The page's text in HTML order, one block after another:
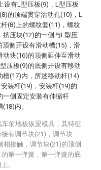
设有L型压板(9)，L型压板
的顶端贯穿活动孔(10)，L
(8)上的螺纹套(11)，螺纹
挤压块(12)的一侧与L型压
侧开设有滑动槽(15)，滑
块(16)的顶侧延伸至滑动
压板(9)的底侧开设有移动
(17)内，所述移动杆(14)
装杆(19)，安装杆(19)的
一侧固定安装有伸缩杆
内。
前地板纵梁模具，其特征
有调节块(21)，调节块
相接触，调节块(21)的顶侧
第一弹簧，第一弹簧的底
。